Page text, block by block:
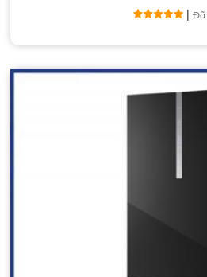
| Đã